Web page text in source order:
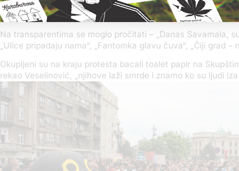
Na transparentima se moglo pročitati – „Danas Savamala,
„Ulice pripadaju nama“, „Fantomka glavu čuva“, „Čiji grad –
Okupljeni su na kraju protesta bacali toalet papir na
rekao Veselinović, „njihove laži smrde i znamo ko su ljudi